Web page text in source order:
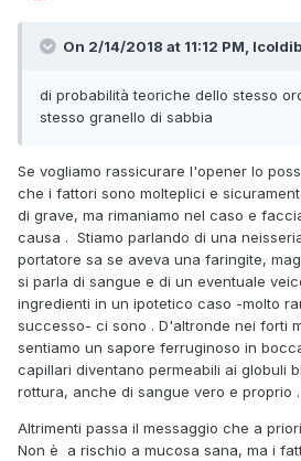
On 2/14/2018 at 11:12 PM,
di probabilità teoriche dello stesso
stesso granello di sabbia
Se vogliamo rassicurare l'opener lo
che i fattori sono molteplici e
di grave, ma rimaniamo nel caso e
causa . Stiamo parlando di una
portatore sa se aveva una faringite,
si parla di sangue e di un eventuale
ingredienti in un ipotetico caso -molto
successo- ci sono . D'altronde nei forti
sentiamo un sapore ferruginoso in
capillari diventano permeabili ai globuli
rottura, anche di sangue vero e proprio .
Altrimenti passa il messaggio che a
Non è a rischio a mucosa sana, ma i